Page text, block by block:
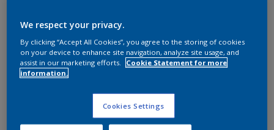
Αλλαγή απόχρωσης
Συσκευασία
We respect your privacy.
By clicking “Accept All Cookies”, you agree to the storing of cookies
on your device to enhance site navigation, analyze site usage, and
assist in our marketing efforts.
Cookie Statement for more
information.
Cookies Settings